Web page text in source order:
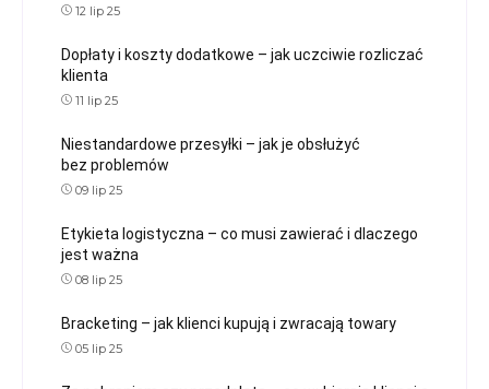
12 lip 25
Dopłaty i koszty dodatkowe – jak uczciwie rozliczać
klienta
11 lip 25
Niestandardowe przesyłki – jak je obsłużyć
bez problemów
09 lip 25
Etykieta logistyczna – co musi zawierać i dlaczego
jest ważna
08 lip 25
Bracketing – jak klienci kupują i zwracają towary
05 lip 25